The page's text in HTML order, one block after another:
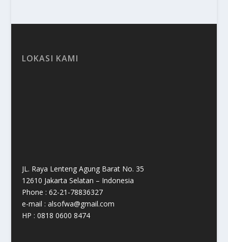
LOKASI KAMI
JL. Raya Lenteng Agung Barat No. 35
12610 Jakarta Selatan – Indonesia
Phone : 62-21-78836327
e-mail : alsofwa@gmail.com
HP : 0818 0600 8474